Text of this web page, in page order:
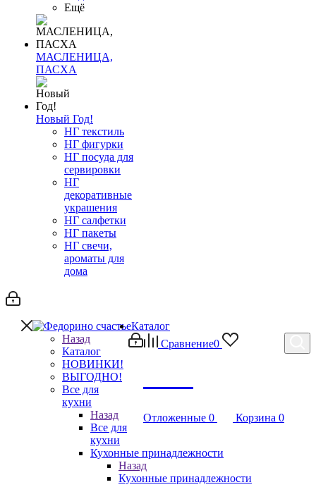
Ещё
МАСЛЕНИЦА,
ПАСХА
Новый Год!
НГ текстиль
НГ фигурки
НГ посуда для
сервировки
НГ
декоративные
украшения
НГ салфетки
НГ пакеты
НГ свечи,
ароматы для
дома
Сравнение0
Отложенные 0 Корзина 0
Каталог
Назад
Каталог
НОВИНКИ!
ВЫГОДНО!
Все для
кухни
Назад
Все для
кухни
Кухонные принадлежности
Назад
Кухонные принадлежности